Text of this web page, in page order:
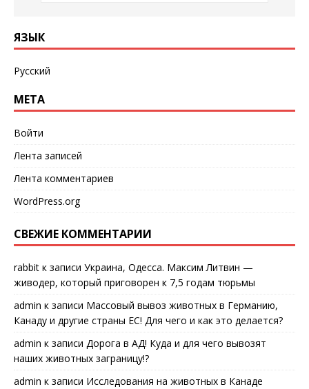
ЯЗЫК
Русский
МЕТА
Войти
Лента записей
Лента комментариев
WordPress.org
СВЕЖИЕ КОММЕНТАРИИ
rabbit к записи Украина, Одесса. Максим Литвин —
живодер, который приговорен к 7,5 годам тюрьмы
admin к записи Массовый вывоз животных в Германию,
Канаду и другие страны ЕС! Для чего и как это делается?
admin к записи Дорога в АД! Куда и для чего вывозят
наших животных заграницу!?
admin к записи Исследования на животных в Канаде